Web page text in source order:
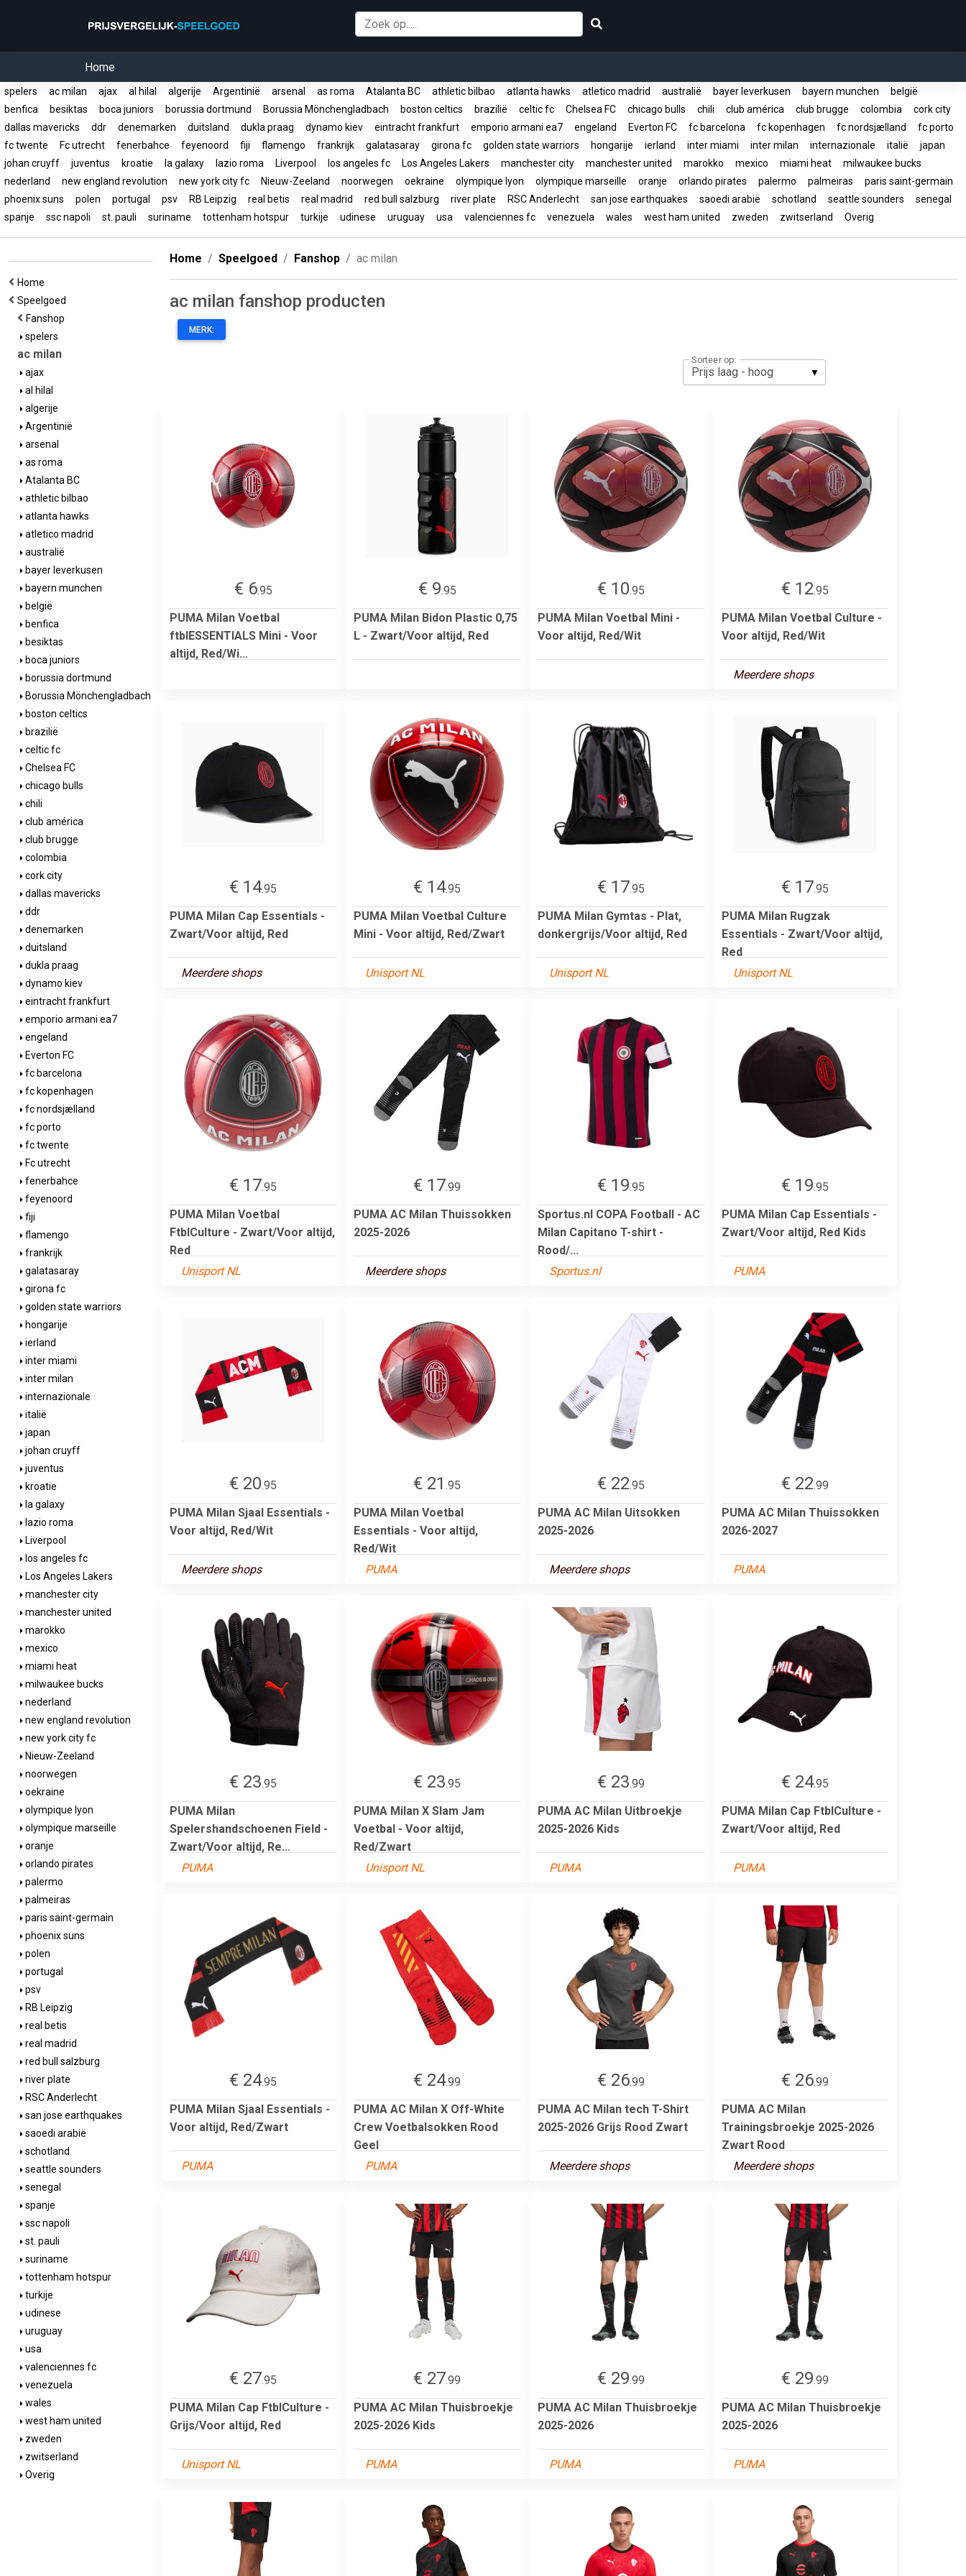
Home
spelers ac milan ajax al hilal algerije Argentinië arsenal as roma Atalanta BC athletic bilbao atlanta hawks atletico madrid australië bayer leverkusen bayern munchen
belgië
benfica
besiktas boca juniors borussia dortmund Borussia Mönchengladbach boston celtics brazilië celtic fc Chelsea FC chicago bulls chili club américa club brugge colombia
cork city
dallas mavericks
ddr denemarken duitsland dukla praag dynamo kiev eintracht frankfurt emporio armani ea7 engeland Everton FC fc barcelona fc kopenhagen fc nordsjælland
fc porto
fc twente
Fc utrecht fenerbahce feyenoord fiji flamengo frankrijk galatasaray girona fc golden state warriors hongarije ierland inter miami inter milan internazionale italië
japan
johan cruyff
juventus kroatie la galaxy lazio roma Liverpool los angeles fc Los Angeles Lakers manchester city manchester united marokko mexico miami heat
milwaukee bucks
nederland
new england revolution new york city fc Nieuw-Zeeland noorwegen oekraine olympique lyon olympique marseille oranje orlando pirates palermo palmeiras
paris saint-germain
phoenix suns
polen portugal psv RB Leipzig real betis real madrid red bull salzburg river plate RSC Anderlecht san jose earthquakes saoedi arabië schotland seattle sounders
senegal
spanje
ssc napoli st. pauli suriname tottenham hotspur turkije udinese uruguay usa valenciennes fc venezuela wales west ham united zweden zwitserland Overig
Home
Speelgoed
Fanshop
spelers
ac milan
ajax
al hilal
algerije
Argentinië
arsenal
as roma
Atalanta BC
athletic bilbao
atlanta hawks
atletico madrid
australië
bayer leverkusen
bayern munchen
belgië
benfica
besiktas
boca juniors
borussia dortmund
Borussia Mönchengladbach
boston celtics
brazilië
celtic fc
Chelsea FC
chicago bulls
chili
club américa
club brugge
colombia
cork city
dallas mavericks
ddr
denemarken
duitsland
dukla praag
dynamo kiev
eintracht frankfurt
emporio armani ea7
engeland
Everton FC
fc barcelona
fc kopenhagen
fc nordsjælland
fc porto
fc twente
Fc utrecht
fenerbahce
feyenoord
fiji
flamengo
frankrijk
galatasaray
girona fc
golden state warriors
hongarije
ierland
inter miami
inter milan
internazionale
italië
japan
johan cruyff
juventus
kroatie
la galaxy
lazio roma
Liverpool
los angeles fc
Los Angeles Lakers
manchester city
manchester united
marokko
mexico
miami heat
milwaukee bucks
nederland
new england revolution
new york city fc
Nieuw-Zeeland
noorwegen
oekraine
olympique lyon
olympique marseille
oranje
orlando pirates
palermo
palmeiras
paris saint-germain
phoenix suns
polen
portugal
psv
RB Leipzig
real betis
real madrid
red bull salzburg
river plate
RSC Anderlecht
san jose earthquakes
saoedi arabië
schotland
seattle sounders
senegal
spanje
ssc napoli
st. pauli
suriname
tottenham hotspur
turkije
udinese
uruguay
usa
valenciennes fc
venezuela
wales
west ham united
zweden
zwitserland
Overig
Home Speelgoed Fanshop ac milan
ac milan fanshop producten
MERK:
Sorteer op:
€ 6.95
PUMA Milan Voetbal
ftblESSENTIALS Mini - Voor
altijd, Red/Wi...
€ 9.95
PUMA Milan Bidon Plastic 0,75
L - Zwart/Voor altijd, Red
€ 10.95
PUMA Milan Voetbal Mini -
Voor altijd, Red/Wit
€ 12.95
PUMA Milan Voetbal Culture -
Voor altijd, Red/Wit
Meerdere shops
€ 14.95
PUMA Milan Cap Essentials -
Zwart/Voor altijd, Red
Meerdere shops
€ 14.95
PUMA Milan Voetbal Culture
Mini - Voor altijd, Red/Zwart
Unisport NL
€ 17.95
PUMA Milan Gymtas - Plat,
donkergrijs/Voor altijd, Red
Unisport NL
€ 17.95
PUMA Milan Rugzak
Essentials - Zwart/Voor altijd,
Red
Unisport NL
€ 17.95
PUMA Milan Voetbal
FtblCulture - Zwart/Voor altijd,
Red
Unisport NL
€ 17.99
PUMA AC Milan Thuissokken
2025-2026
Meerdere shops
€ 19.95
Sportus.nl COPA Football - AC
Milan Capitano T-shirt -
Rood/...
Sportus.nl
€ 19.95
PUMA Milan Cap Essentials -
Zwart/Voor altijd, Red Kids
PUMA
€ 20.95
PUMA Milan Sjaal Essentials -
Voor altijd, Red/Wit
Meerdere shops
€ 21 .95
PUMA Milan Voetbal
Essentials - Voor altijd,
Red/Wit
PUMA
€ 22.95
PUMA AC Milan Uitsokken
2025-2026
Meerdere shops
€ 22.99
PUMA AC Milan Thuissokken
2026-2027
PUMA
€ 23.95
PUMA Milan
Spelershandschoenen Field -
Zwart/Voor altijd, Re...
PUMA
€ 23.95
PUMA Milan X Slam Jam
Voetbal - Voor altijd,
Red/Zwart
Unisport NL
€ 23.99
PUMA AC Milan Uitbroekje
2025-2026 Kids
PUMA
€ 24.95
PUMA Milan Cap FtblCulture -
Zwart/Voor altijd, Red
PUMA
€ 24.95
PUMA Milan Sjaal Essentials -
Voor altijd, Red/Zwart
PUMA
€ 24.99
PUMA AC Milan X Off-White
Crew Voetbalsokken Rood
Geel
PUMA
€ 26.99
PUMA AC Milan tech T-Shirt
2025-2026 Grijs Rood Zwart
Meerdere shops
€ 26.99
PUMA AC Milan
Trainingsbroekje 2025-2026
Zwart Rood
Meerdere shops
€ 27.95
PUMA Milan Cap FtblCulture -
Grijs/Voor altijd, Red
Unisport NL
€ 27.99
PUMA AC Milan Thuisbroekje
2025-2026 Kids
PUMA
€ 29.99
PUMA AC Milan Thuisbroekje
2025-2026
PUMA
€ 29.99
PUMA AC Milan Thuisbroekje
2025-2026
PUMA